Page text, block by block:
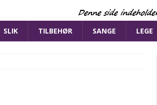
SLIK TILBEHØR SANGE LEGE